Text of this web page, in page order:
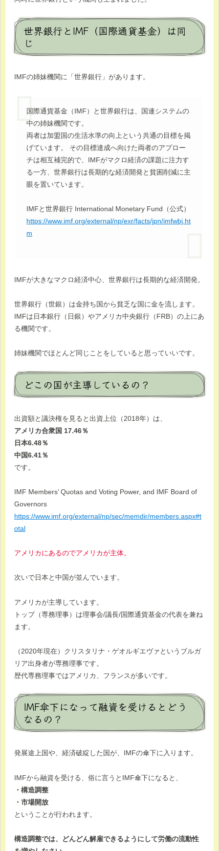
世界銀行とIMF（国際通貨基金）は同
じ
IMFの姉妹機関に「世界銀行」があります。
国際通貨基金（IMF）と世界銀行は、国連システムの
中の姉妹機関です。
両者は加盟国の生活水準の向上という共通の目標を掲
げています。 その目標達成へ向けた両者のアプロー
チは相互補完的で、IMFがマクロ経済の課題に注力す
る一方、世界銀行は長期的な経済開発と貧困削減に主
眼を置いています。
IMFと世界銀行 International Monetary Fund（公式）
https://www.imf.org/external/np/exr/facts/jpn/imfwbj.ht
m
IMFが大きなマクロ経済中心、世界銀行は長期的な経済開発。
世界銀行（世銀）は金持ち国から貧乏な国に金を流します。
IMFは日本銀行（日銀）やアメリカ中央銀行（FRB）の上にあ
る機関です。
姉妹機関でほとんど同じことをしていると思っていいです。
どこの国が主導しているの？
出資額と議決権を見ると出資上位（2018年）は、
アメリカ合衆国 17.46％
日本6.48％
中国6.41％
です。
IMF Members’ Quotas and Voting Power, and IMF Board of
Governors
https://www.imf.org/external/np/sec/memdir/members.aspx#t
otal
アメリカにあるのでアメリカが主体。
次いで日本と中国が並んでいます。
アメリカが主導しています。
トップ（専務理事）は理事会/議長/国際通貨基金の代表を兼ね
ます。
（2020年現在）クリスタリナ・ゲオルギエヴァというブルガ
リア出身者が専務理事です。
歴代専務理事ではアメリカ、フランスが多いです。
IMF傘下になって融資を受けるとどう
なるの？
発展途上国や、経済破綻した国が、IMFの傘下に入ります。
IMFから融資を受ける、俗に言うとIMF傘下になると、
・構造調整
・市場開放
ということが行われます。
構造調整では、どんどん解雇できるようにして労働の流動性